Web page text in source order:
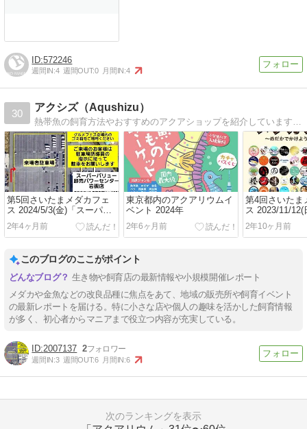
572246
週間IN:4 週間OUT:0 月間IN:4
30
アクシズ（Aqushizu）
第5回さいたまメダカフェ
ス 2024/5/3(金)「スーパー
バリュー卸売パワーセンタ
ー岩槻店」の駐車場にて開
催!!
2年4ヶ月前
東京都内のアクアリウムイ
ベント 2024年
2年6ヶ月前
第4回さいたま
ス 2023/11/12(
ーバリュー卸
ター岩槻店」
開催!!
2年10ヶ月前
このブログのここがポイント
生き物や飼育店の最新情報や小規模開催レポート
メダカや金魚などの改良品種に焦点をあて、地域の販売所や飼育イベント
の最新レポートを届ける。特に小さな店や個人の趣味を活かした飼育情報
が多く、初心者からマニアまで役立つ内容が充実している。
2007137 2
週間IN:3 週間OUT:6 月間IN:6
次のランキングを表示